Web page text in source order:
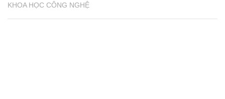
KHOA HỌC CÔNG NGHỆ